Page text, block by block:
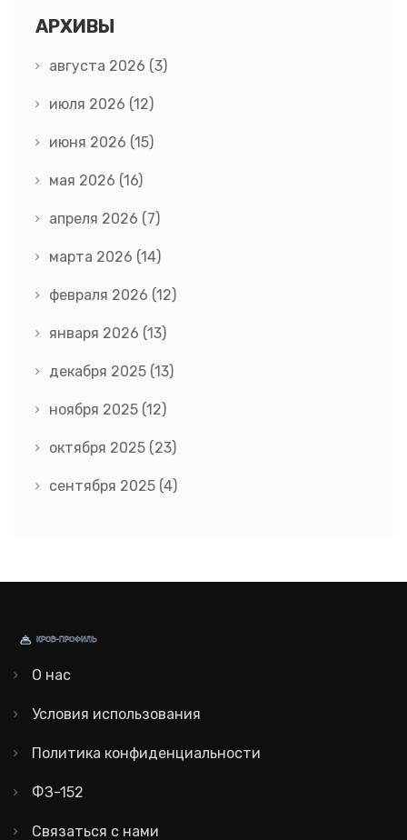
АРХИВЫ
августа 2026 (3)
июля 2026 (12)
июня 2026 (15)
мая 2026 (16)
апреля 2026 (7)
марта 2026 (14)
февраля 2026 (12)
января 2026 (13)
декабря 2025 (13)
ноября 2025 (12)
октября 2025 (23)
сентября 2025 (4)
О нас
Условия использования
Политика конфиденциальности
ФЗ-152
Связаться с нами